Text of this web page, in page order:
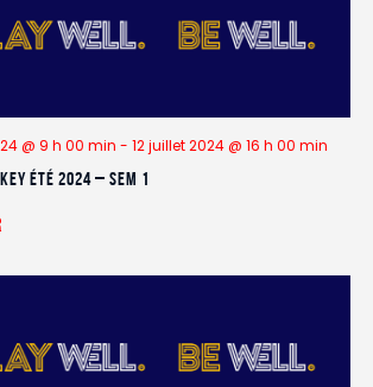
été 2024 – Sem 1
@ 9 h 00 min - 12 juillet 2024 @ 16 h 00 min